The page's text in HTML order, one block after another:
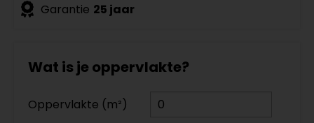
Garantie 25 jaar
Wat is je oppervlakte?
Oppervlakte (m²)